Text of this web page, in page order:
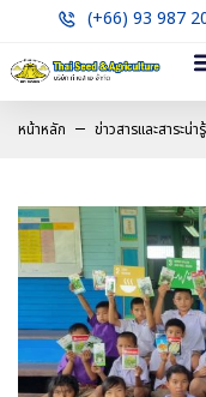
(+66) 93 987
หน้าหลัก ข่าวสารและสาระน่ารู้